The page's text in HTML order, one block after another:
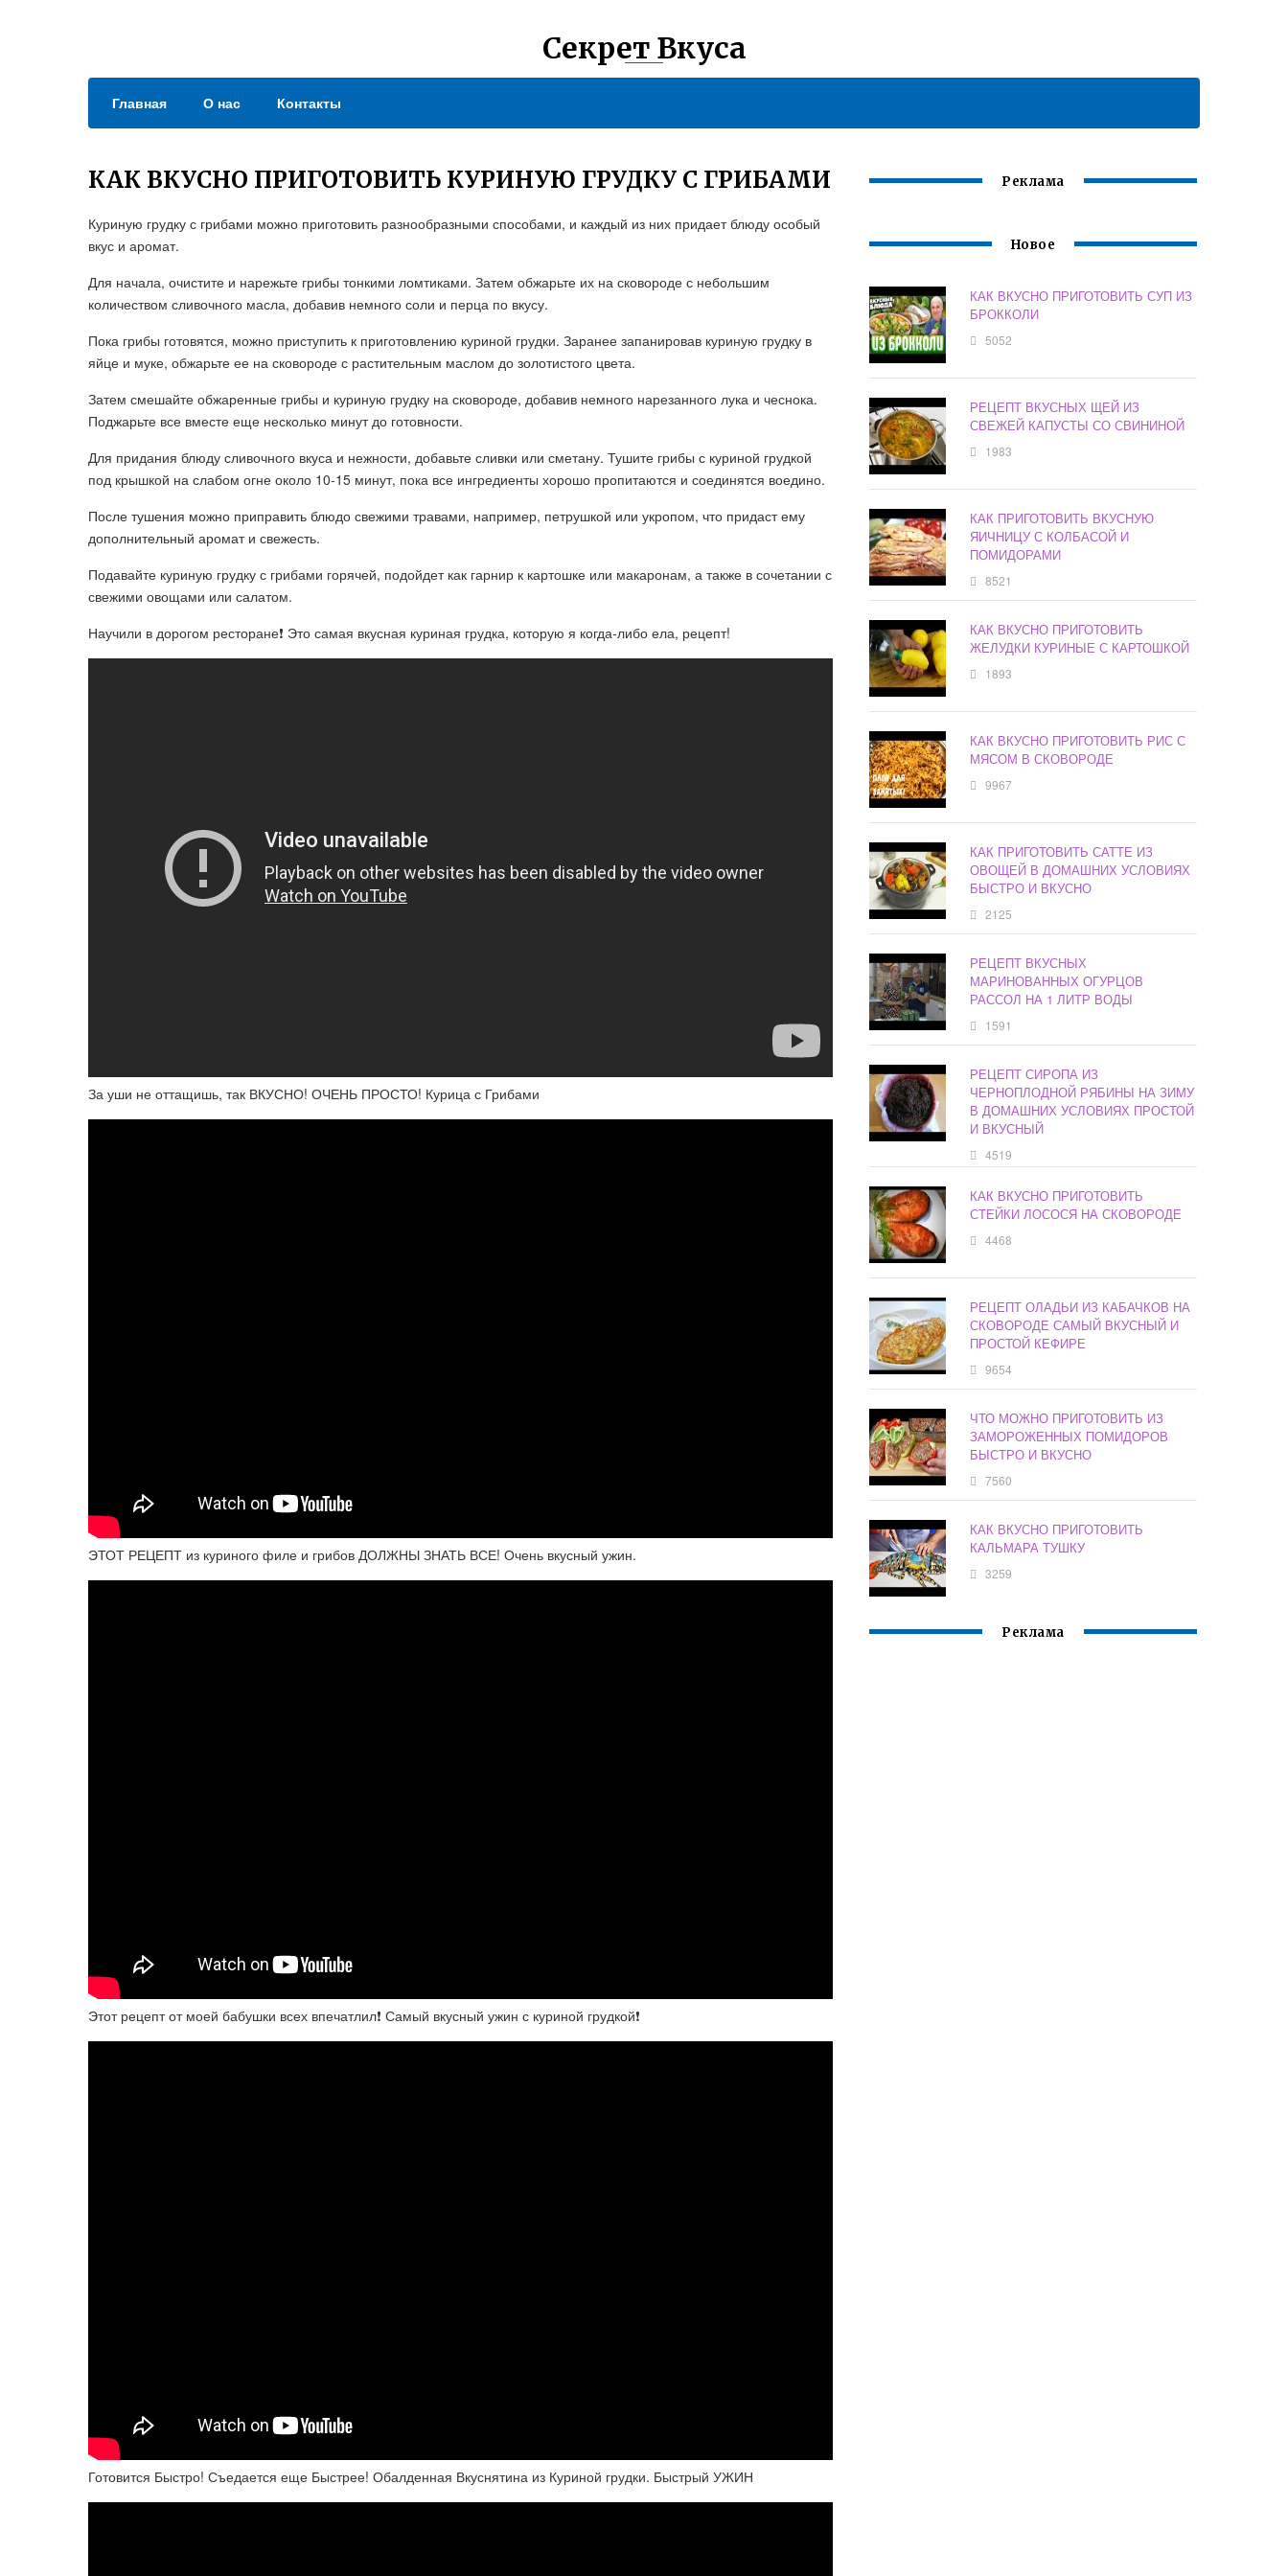
Секрет Вкуса
Главная О нас Контакты
КАК ВКУСНО ПРИГОТОВИТЬ КУРИНУЮ ГРУДКУ С ГРИБАМИ
Куриную грудку с грибами можно приготовить разнообразными способами, и каждый из них придает блюду особый
вкус и аромат.
Для начала, очистите и нарежьте грибы тонкими ломтиками. Затем обжарьте их на сковороде с небольшим
количеством сливочного масла, добавив немного соли и перца по вкусу.
Пока грибы готовятся, можно приступить к приготовлению куриной грудки. Заранее запанировав куриную грудку в
яйце и муке, обжарьте ее на сковороде с растительным маслом до золотистого цвета.
Затем смешайте обжаренные грибы и куриную грудку на сковороде, добавив немного нарезанного лука и чеснока.
Поджарьте все вместе еще несколько минут до готовности.
Для придания блюду сливочного вкуса и нежности, добавьте сливки или сметану. Тушите грибы с куриной грудкой
под крышкой на слабом огне около 10-15 минут, пока все ингредиенты хорошо пропитаются и соединятся воедино.
После тушения можно приправить блюдо свежими травами, например, петрушкой или укропом, что придаст ему
дополнительный аромат и свежесть.
Подавайте куриную грудку с грибами горячей, подойдет как гарнир к картошке или макаронам, а также в сочетании с
свежими овощами или салатом.
Научили в дорогом ресторане❗ Это самая вкусная куриная грудка, которую я когда-либо ела, рецепт!
За уши не оттащишь, так ВКУСНО! ОЧЕНЬ ПРОСТО! Курица с Грибами
ЭТОТ РЕЦЕПТ из куриного филе и грибов ДОЛЖНЫ ЗНАТЬ ВСЕ! Очень вкусный ужин.
Этот рецепт от моей бабушки всех впечатлил❗ Самый вкусный ужин с куриной грудкой❗
Готовится Быстро! Съедается еще Быстрее! Обалденная Вкуснятина из Куриной грудки. Быстрый УЖИН
Реклама
Новое
КАК ВКУСНО ПРИГОТОВИТЬ СУП ИЗ
БРОККОЛИ
5052
РЕЦЕПТ ВКУСНЫХ ЩЕЙ ИЗ
СВЕЖЕЙ КАПУСТЫ СО СВИНИНОЙ
1983
КАК ПРИГОТОВИТЬ ВКУСНУЮ
ЯИЧНИЦУ С КОЛБАСОЙ И
ПОМИДОРАМИ
8521
КАК ВКУСНО ПРИГОТОВИТЬ
ЖЕЛУДКИ КУРИНЫЕ С КАРТОШКОЙ
1893
КАК ВКУСНО ПРИГОТОВИТЬ РИС С
МЯСОМ В СКОВОРОДЕ
9967
КАК ПРИГОТОВИТЬ САТТЕ ИЗ
ОВОЩЕЙ В ДОМАШНИХ УСЛОВИЯХ
БЫСТРО И ВКУСНО
2125
РЕЦЕПТ ВКУСНЫХ
МАРИНОВАННЫХ ОГУРЦОВ
РАССОЛ НА 1 ЛИТР ВОДЫ
1591
РЕЦЕПТ СИРОПА ИЗ
ЧЕРНОПЛОДНОЙ РЯБИНЫ НА ЗИМУ
В ДОМАШНИХ УСЛОВИЯХ ПРОСТОЙ
И ВКУСНЫЙ
4519
КАК ВКУСНО ПРИГОТОВИТЬ
СТЕЙКИ ЛОСОСЯ НА СКОВОРОДЕ
4468
РЕЦЕПТ ОЛАДЬИ ИЗ КАБАЧКОВ НА
СКОВОРОДЕ САМЫЙ ВКУСНЫЙ И
ПРОСТОЙ КЕФИРЕ
9654
ЧТО МОЖНО ПРИГОТОВИТЬ ИЗ
ЗАМОРОЖЕННЫХ ПОМИДОРОВ
БЫСТРО И ВКУСНО
7560
КАК ВКУСНО ПРИГОТОВИТЬ
КАЛЬМАРА ТУШКУ
3259
Реклама